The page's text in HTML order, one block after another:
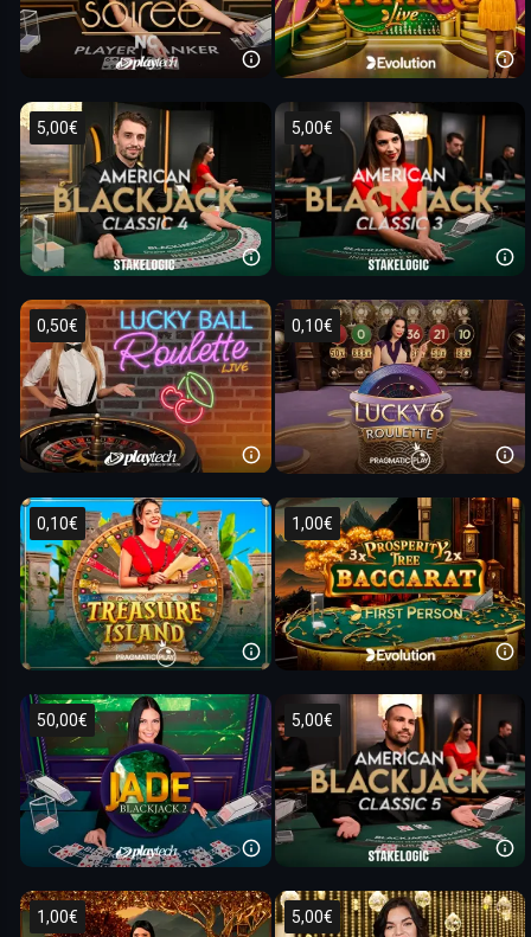
5,00€ 5,00€
0,50€ 0,10€
0,10€ 1,00€
50,00€ 5,00€
1,00€ 5,00€